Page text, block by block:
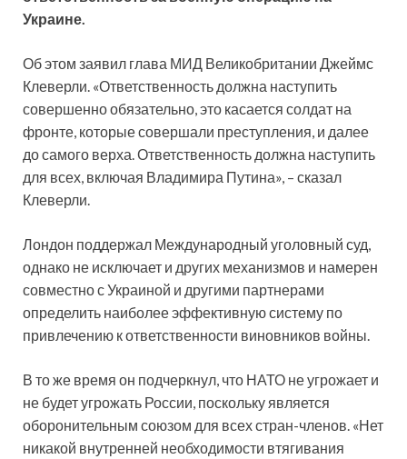
Украине.
Об этом заявил глава МИД Великобритании Джеймс
Клеверли. «Ответственность должна наступить
совершенно обязательно, это касается солдат на
фронте, которые совершали преступления, и далее
до самого верха. Ответственность должна наступить
для всех, включая Владимира Путина», – сказал
Клеверли.
Лондон поддержал Международный уголовный суд,
однако не исключает и других механизмов и намерен
совместно с Украиной и другими партнерами
определить наиболее эффективную систему по
привлечению к ответственности виновников войны.
В то же время он подчеркнул, что НАТО не угрожает и
не будет угрожать России, поскольку является
оборонительным союзом для всех стран-членов. «Нет
никакой внутренней необходимости втягивания